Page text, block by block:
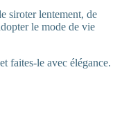
siroter lentement, de
le mode de vie
faites-le avec élégance.